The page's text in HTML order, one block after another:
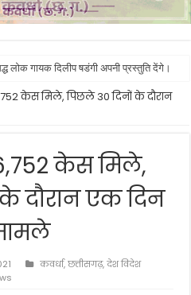
लोक गायक दिलीप षडंगी अपनी प्रस्तुति देंगे।
केस मिले, पिछले 30 दिनों के दौरान
केस मिले,
दौरान एक दिन
कवर्धा,छत्तीसगढ़,देश विदेश